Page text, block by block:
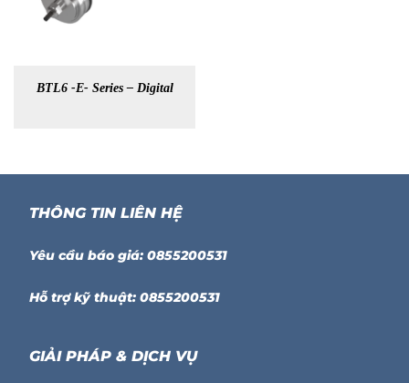
BTL6 -E- Series – Digital
THÔNG TIN LIÊN HỆ
Yêu cầu báo giá: 0855200531
Hỗ trợ kỹ thuật: 0855200531
GIẢI PHÁP & DỊCH VỤ